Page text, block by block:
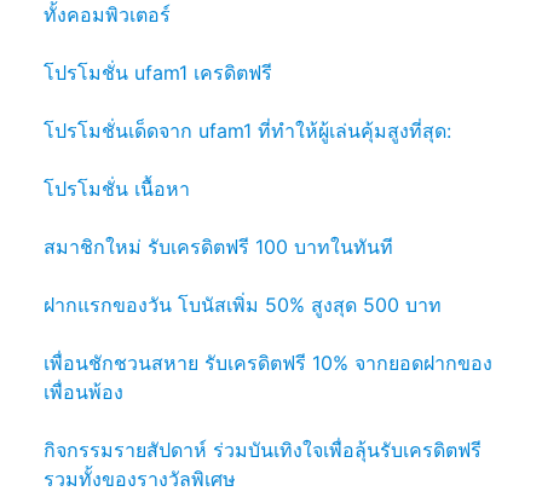
ทั้งคอมพิวเตอร์
โปรโมชั่น ufam1 เครดิตฟรี
โปรโมชั่นเด็ดจาก ufam1 ที่ทำให้ผู้เล่นคุ้มสูงที่สุด:
โปรโมชั่น เนื้อหา
สมาชิกใหม่ รับเครดิตฟรี 100 บาทในทันที
ฝากแรกของวัน โบนัสเพิ่ม 50% สูงสุด 500 บาท
เพื่อนชักชวนสหาย รับเครดิตฟรี 10% จากยอดฝากของ
เพื่อนพ้อง
กิจกรรมรายสัปดาห์ ร่วมบันเทิงใจเพื่อลุ้นรับเครดิตฟรี
รวมทั้งของรางวัลพิเศษ